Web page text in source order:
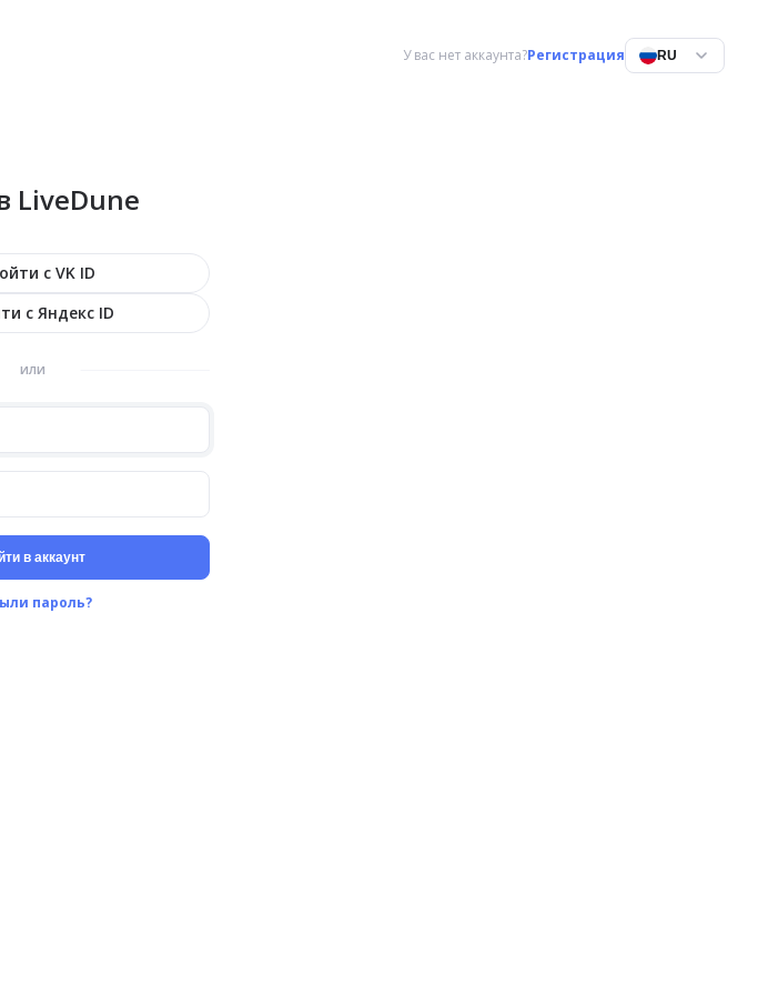
У вас нет аккаунта?Регистрация RU
LiveDune
с VK ID
с Яндекс ID
или
в аккаунт
пароль?